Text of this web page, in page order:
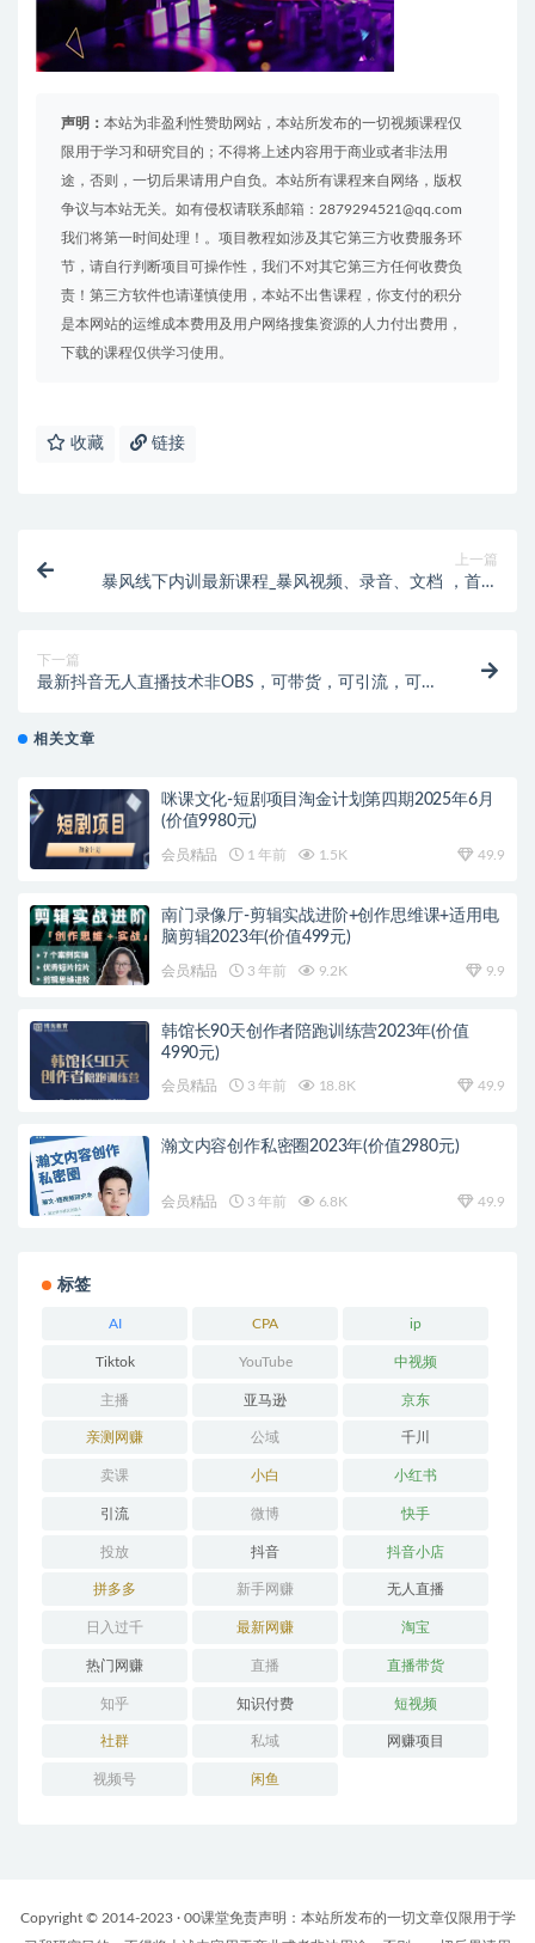
声明： 本站为非盈利性赞助网站，本站所发布的一切视频课程仅
限用于学习和研究目的；不得将上述内容用于商业或者非法用
途，否则，一切后果请用户自负。本站所有课程来自网络，版权
争议与本站无关。如有侵权请联系邮箱：2879294521@qq.com
我们将第一时间处理！。项目教程如涉及其它第三方收费服务环
节，请自行判断项目可操作性，我们不对其它第三方任何收费负
责！第三方软件也请谨慎使用，本站不出售课程，你支付的积分
是本网站的运维成本费用及用户网络搜集资源的人力付出费用，
下载的课程仅供学习使用。
收藏 链接
上一篇
暴风线下内训最新课程_暴风视频、录音、文档 ，首页
下一篇
最新抖音无人直播技术非OBS，可带货，可引流，可刷
相关文章
咪课文化-短剧项目淘金计划第四期2025年6月
(价值9980元)
会员精品 1 年前 1.5K 49.9
南门录像厅-剪辑实战进阶+创作思维课+适用电
脑剪辑2023年(价值499元)
会员精品 3 年前 9.2K 9.9
韩馆长90天创作者陪跑训练营2023年(价值
4990元)
会员精品 3 年前 18.8K 49.9
瀚文内容创作私密圈2023年(价值2980元)
会员精品 3 年前 6.8K 49.9
标签
AI CPA ip
Tiktok YouTube 中视频
主播 亚马逊 京东
亲测网赚 公域 千川
卖课 小白 小红书
引流 微博 快手
投放 抖音 抖音小店
拼多多 新手网赚 无人直播
日入过千 最新网赚 淘宝
热门网赚 直播 直播带货
知乎 知识付费 短视频
社群 私域 网赚项目
视频号 闲鱼
Copyright © 2014-2023 · 00课堂免责声明：本站所发布的一切文章仅限用于学